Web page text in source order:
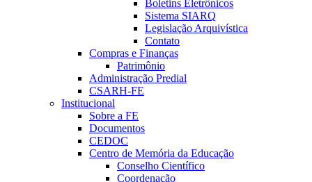
Boletins Eletrônicos
Sistema SIARQ
Legislação Arquivística
Contato
Compras e Finanças
Patrimônio
Administração Predial
CSARH-FE
Institucional
Sobre a FE
Documentos
CEDOC
Centro de Memória da Educação
Conselho Científico
Coordenação